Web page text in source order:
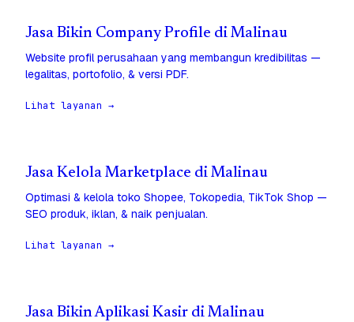
Jasa Bikin Company Profile di Malinau
Website profil perusahaan yang membangun kredibilitas —
legalitas, portofolio, & versi PDF.
Lihat layanan →
Jasa Kelola Marketplace di Malinau
Optimasi & kelola toko Shopee, Tokopedia, TikTok Shop —
SEO produk, iklan, & naik penjualan.
Lihat layanan →
Jasa Bikin Aplikasi Kasir di Malinau